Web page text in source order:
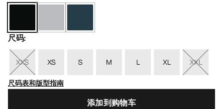
尺码:
XXS XS S M L XL
XXL
尺码表和版型指南
添加到购物车